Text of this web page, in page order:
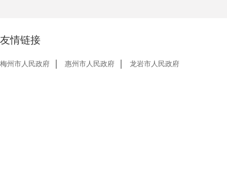
友情链接
梅州市人民政府 惠州市人民政府 龙岩市人民政府